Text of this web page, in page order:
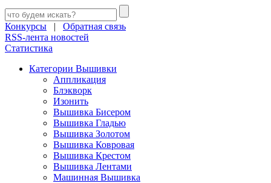
Конкурсы | Обратная связь
RSS-лента новостей
Статистика
Категории Вышивки
Аппликация
Блэкворк
Изонить
Вышивка Бисером
Вышивка Гладью
Вышивка Золотом
Вышивка Ковровая
Вышивка Крестом
Вышивка Лентами
Машинная Вышивка